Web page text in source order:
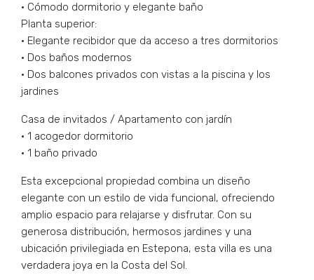
• Cómodo dormitorio y elegante baño
Planta superior:
• Elegante recibidor que da acceso a tres dormitorios
• Dos baños modernos
• Dos balcones privados con vistas a la piscina y los
jardines
Casa de invitados / Apartamento con jardín
• 1 acogedor dormitorio
• 1 baño privado
Esta excepcional propiedad combina un diseño
elegante con un estilo de vida funcional, ofreciendo
amplio espacio para relajarse y disfrutar. Con su
generosa distribución, hermosos jardines y una
ubicación privilegiada en Estepona, esta villa es una
verdadera joya en la Costa del Sol.